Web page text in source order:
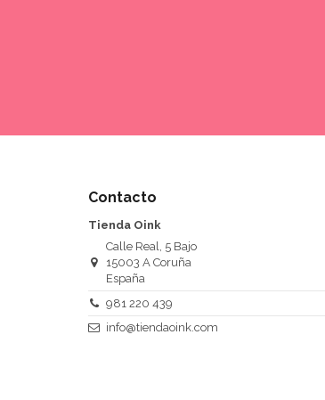
Contacto
Tienda Oink
Calle Real, 5 Bajo
15003 A Coruña
España
981 220 439
info@tiendaoink.com